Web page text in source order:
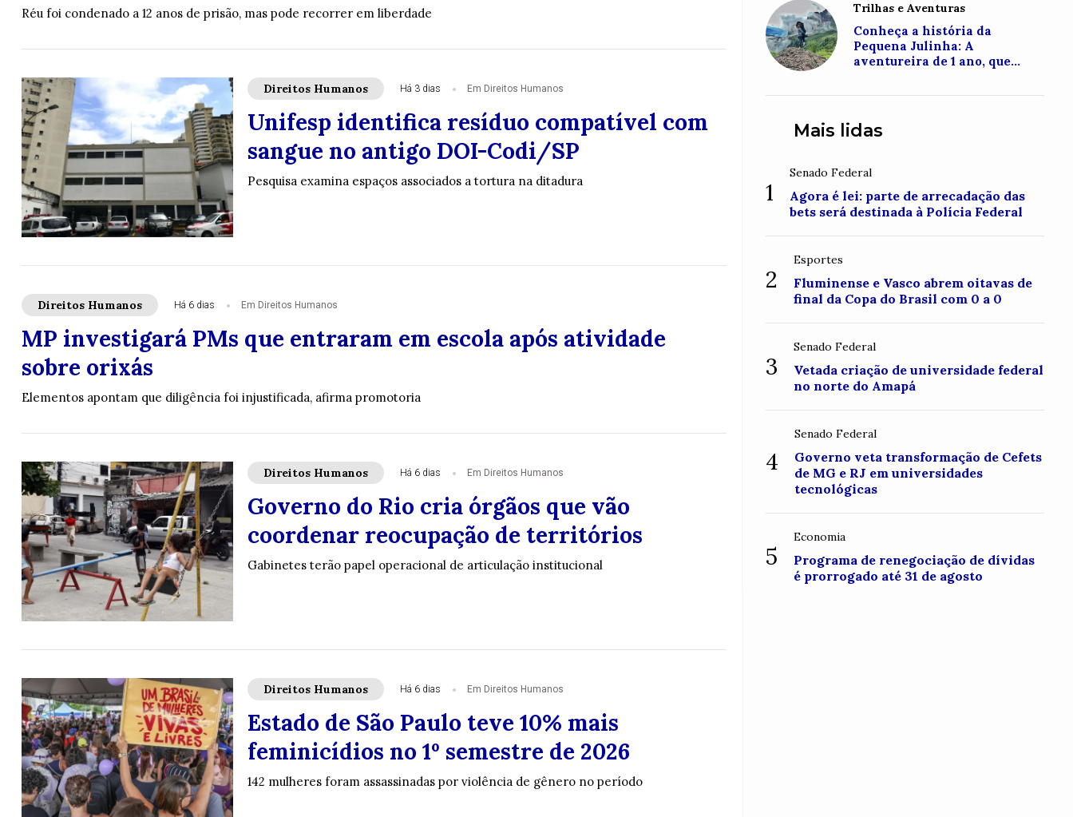
Réu foi condenado a 12 anos de prisão, mas pode recorrer em liberdade
Direitos Humanos Há 3 dias Em Direitos Humanos
Unifesp identifica resíduo compatível com
sangue no antigo DOI-Codi/SP
Pesquisa examina espaços associados a tortura na ditadura
Direitos Humanos Há 6 dias Em Direitos Humanos
MP investigará PMs que entraram em escola após atividade
sobre orixás
Elementos apontam que diligência foi injustificada, afirma promotoria
Direitos Humanos Há 6 dias Em Direitos Humanos
Governo do Rio cria órgãos que vão
coordenar reocupação de territórios
Gabinetes terão papel operacional de articulação institucional
Direitos Humanos Há 6 dias Em Direitos Humanos
Estado de São Paulo teve 10% mais
feminicídios no 1º semestre de 2026
142 mulheres foram assassinadas por violência de gênero no período
Trilhas e Aventuras
Conheça a história da
Pequena Julinha: A
aventureira de 1 ano, que
Roraima
Mais lidas
1
Senado Federal
Agora é lei: parte de arrecadação das
bets será destinada à Polícia Federal
2
Esportes
Fluminense e Vasco abrem oitavas de
final da Copa do Brasil com 0 a 0
3
Senado Federal
Vetada criação de universidade federal
no norte do Amapá
4
Senado Federal
Governo veta transformação de Cefets
de MG e RJ em universidades
tecnológicas
5
Economia
Programa de renegociação de dívidas
é prorrogado até 31 de agosto